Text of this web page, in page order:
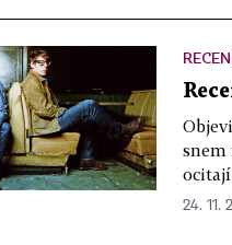
snem
ocitají
24. 11.